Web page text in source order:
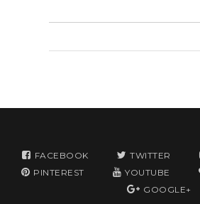
FACEBOOK TWITTER
PINTEREST
YOUTUBE
GOOGLE+